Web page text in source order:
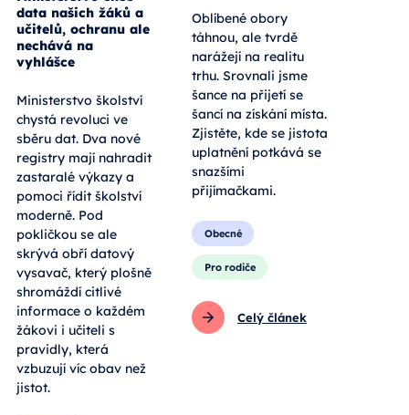
data našich žáků a
učitelů, ochranu ale
nechává na
vyhlášce
Ministerstvo školství
chystá revoluci ve
sběru dat. Dva nové
registry mají nahradit
zastaralé výkazy a
pomoci řídit školství
moderně. Pod
pokličkou se ale
skrývá obří datový
vysavač, který plošně
shromáždí citlivé
informace o každém
žákovi i učiteli s
pravidly, která
vzbuzují víc obav než
jistot.
Oblíbené obory
táhnou, ale tvrdě
narážejí na realitu
trhu. Srovnali jsme
šance na přijetí se
šancí na získání místa.
Zjistěte, kde se jistota
uplatnění potkává se
snazšími
přijímačkami.
Obecné
Pro rodiče
Celý článek